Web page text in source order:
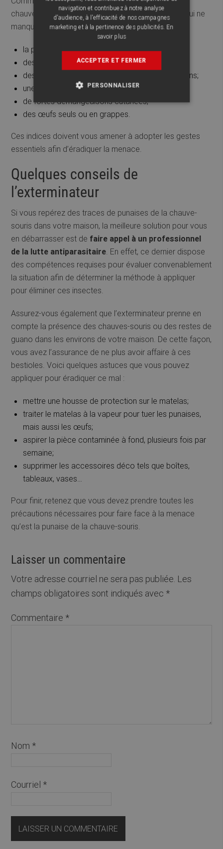
chauves-souris chez vous? Voici quelques signes qui ne
manqueront pas de vous alerter :
la présence de chauves-souris au grenier;
des traces de sang dans les draps;
des points noirs/rougeâtres dus à leurs déjections;
une forte odeur dans la pièce;
de fortes démangeaisons cutanées;
des œufs seuls ou en grappes.
Ces indices doivent vous amener à adopter les gestes
essentiels afin d’éradiquer la menace.
Quelques conseils de
l’exterminateur
Si vous repérez des traces de punaises de la chauve-
souris dans votre maison, la meilleure solution pour vous
en débarrasser est de faire appel à un professionnel
de la lutte antiparasitaire . En effet, ce dernier dispose
des compétences requises pour évaluer convenablement
la situation afin de déterminer la méthode à appliquer
pour éliminer ces insectes.
Assurez-vous également que l’exterminateur prenne en
compte la présence des chauves-souris ou des restes de
guano dans les environs de votre maison. De cette façon,
vous avez l’assurance de ne plus avoir affaire à ces
bestioles. Voici quelques astuces que vous pouvez
appliquer pour éradiquer ce mal :
mettre une housse de protection sur le matelas;
traiter le matelas à la vapeur pour tuer les punaises,
mais aussi les œufs;
aspirer la pièce contaminée à fond, plusieurs fois par
semaine;
supprimer les accessoires déco tels que boîtes,
tableaux, vases…
Pour finir, retenez que vous devez prendre toutes les
précautions nécessaires pour faire face à la menace
qu’est la punaise de la chauve-souris.
Laisser un commentaire
Votre adresse courriel ne sera pas publiée. Les
champs obligatoires sont indiqués avec *
Commentaire *
Nom *
Courriel *
navigation et contribuez à notre analyse
d'audience, à l'efficacité de nos campagnes
marketing et à la pertinence des publicités. En
savoir plus
ACCEPTER ET FERMER
PERSONNALISER